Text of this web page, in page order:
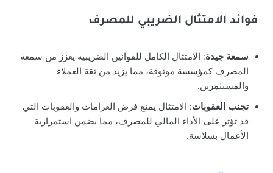
فوائد الامتثال الضريبي للمصرف
سمعة جيدة: الامتثال الكامل للقوانين الضريبية يعزز من سمعة
المصرف كمؤسسة موثوقة، مما يزيد من ثقة العملاء
والمستثمرين.
تجنب العقوبات: الامتثال يمنع فرض الغرامات والعقوبات التي
قد تؤثر على الأداء المالي للمصرف، مما يضمن استمرارية
الأعمال بسلاسة.